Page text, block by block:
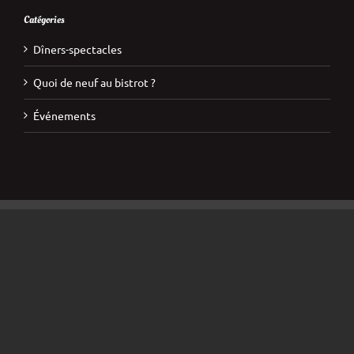
Catégories
Dîners-spectacles
Quoi de neuf au bistrot ?
Événements